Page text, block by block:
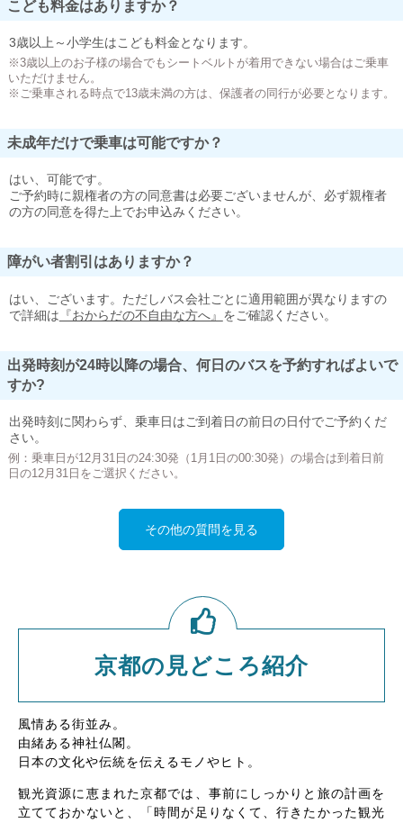
こども料金はありますか？
3歳以上～小学生はこども料金となります。
※3歳以上のお子様の場合でもシートベルトが着用できない場合はご乗車
いただけません。
※ご乗車される時点で13歳未満の方は、保護者の同行が必要となります。
未成年だけで乗車は可能ですか？
はい、可能です。
ご予約時に親権者の方の同意書は必要ございませんが、必ず親権者
の方の同意を得た上でお申込みください。
障がい者割引はありますか？
はい、ございます。ただしバス会社ごとに適用範囲が異なりますの
で詳細は 『おからだの不自由な方へ』 をご確認ください。
出発時刻が24時以降の場合、何日のバスを予約すればよいで
すか?
出発時刻に関わらず、乗車日はご到着日の前日の日付でご予約くだ
さい。
例：乗車日が12月31日の24:30発（1月1日の00:30発）の場合は到着日前
日の12月31日をご選択ください。
その他の質問を見る
京都の見どころ紹介
風情ある街並み。
由緒ある神社仏閣。
日本の文化や伝統を伝えるモノやヒト。
観光資源に恵まれた京都では、事前にしっかりと旅の計画を
立てておかないと、「時間が足りなくて、行きたかった観光